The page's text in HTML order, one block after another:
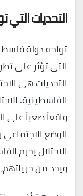
التحديات
تواجه دولة
التي تؤثر على
التحديات هي
واقعاً صعباً على
الوضع
الاحتلال يحرم
ويحد من